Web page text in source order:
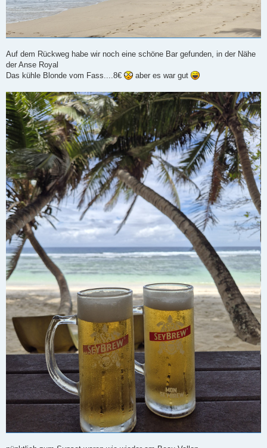
Auf dem Rückweg habe wir noch eine schöne Bar gefunden, in der Nähe
der Anse Royal
Das kühle Blonde vom Fass....8€
aber es war gut